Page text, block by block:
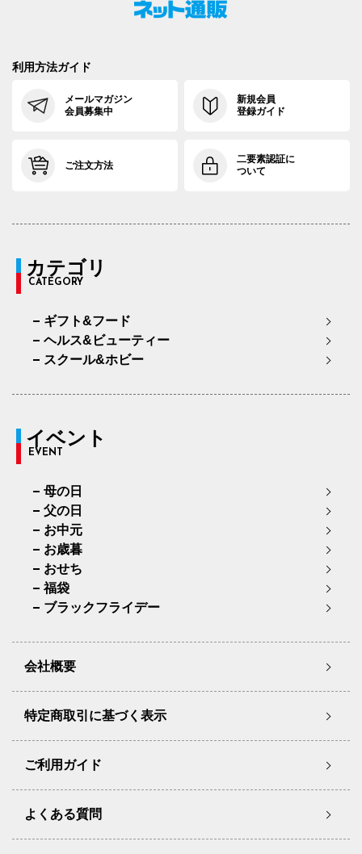
利用方法ガイド
メールマガジン
会員募集中
新規会員
登録ガイド
ご注文方法
二要素認証に
ついて
カテゴリ
CATEGORY
ギフト&フード
ヘルス&ビューティー
スクール&ホビー
イベント
EVENT
母の日
父の日
お中元
お歳暮
おせち
福袋
ブラックフライデー
会社概要
特定商取引に基づく表示
ご利用ガイド
よくある質問